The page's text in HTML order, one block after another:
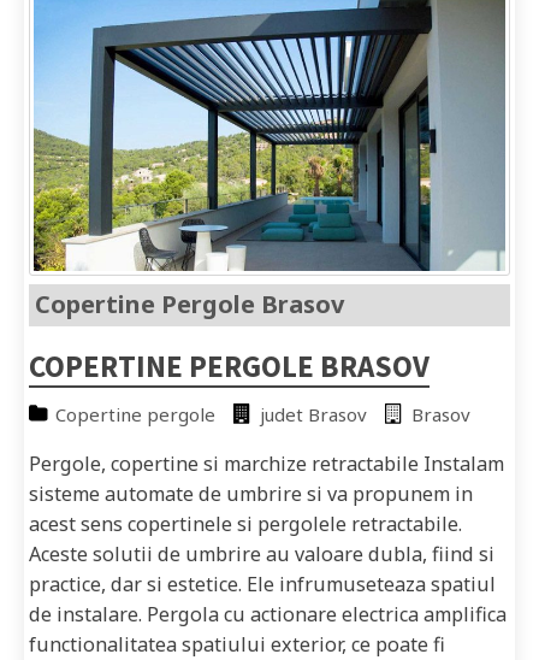
Copertine Pergole Brasov
COPERTINE PERGOLE BRASOV
Copertine pergole judet Brasov Brasov
Pergole, copertine si marchize retractabile Instalam
sisteme automate de umbrire si va propunem in
acest sens copertinele si pergolele retractabile.
Aceste solutii de umbrire au valoare dubla, fiind si
practice, dar si estetice. Ele infrumuseteaza spatiul
de instalare. Pergola cu actionare electrica amplifica
functionalitatea spatiului exterior, ce poate fi